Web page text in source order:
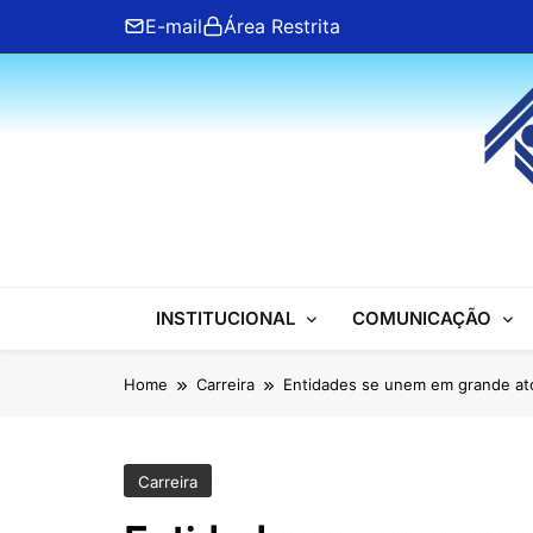
content
E-mail Área Restrita
ANFIP Nacional
INSTITUCIONAL COMUNICAÇÃO
Home Carreira Entidades se unem em grande
Carreira